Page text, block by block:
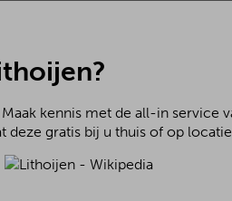
kennis met de all-in service
deze gratis bij u thuis of op